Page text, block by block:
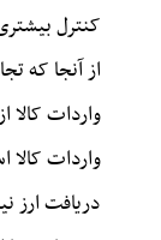
کنترل
از آنجا که
واردات کالا
واردات کالا
دریافت ارز